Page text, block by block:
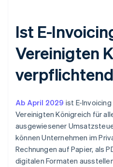
Ist E-
Vereinigten
Ab April 2029 ist E-
Vereinigten Königreich für
ausgewiesener
können Unternehmen im
Rechnungen auf Papier, als
digitalen Formaten